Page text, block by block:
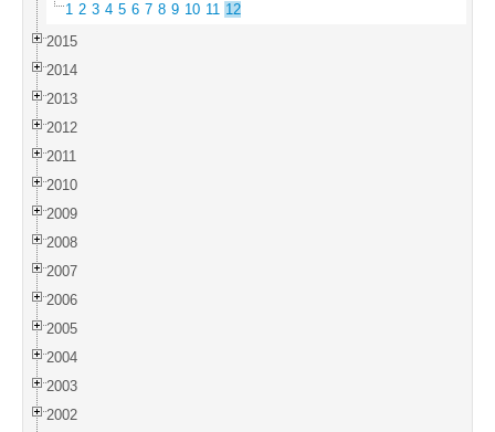
1 2 3 4 5 6 7 8 9 10 11 12
2015
2014
2013
2012
2011
2010
2009
2008
2007
2006
2005
2004
2003
2002